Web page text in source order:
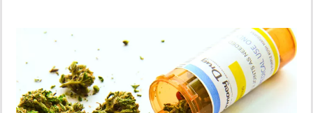
MUNDO